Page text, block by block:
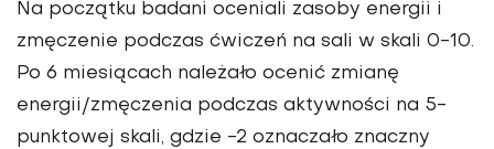
Na początku bada­ni oceniali zasoby energii i
zmęczenie podczas ćwiczeń na sali w skali 0-10.
Po 6 mie­siącach należało ocenić zmia­nę
energii/zmęczenia podczas aktywności na 5-
punktowej skali, gdzie -2 oznaczało znaczny